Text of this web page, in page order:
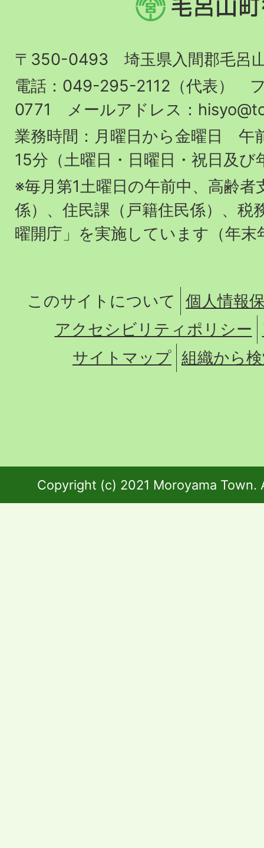
呂
町
役
場
〒350-0493 埼玉県入間郡毛呂
電話：049-295-2112（代表）
0771 メールアドレス：
業務時間：月曜日から金曜日 午
15分（土曜日・日曜日・祝日及び
※毎月第1土曜日の午前中、高齢者
係）、住民課（戸籍住民係）、税
曜開庁」を実施しています（年末
このサイトについて
個人情報
アクセシビリティポリシー
サイトマップ 組織から
Copyright (c) 2021 Moroyama Town.